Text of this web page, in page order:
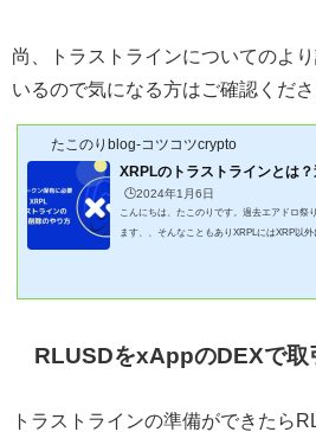
尚、トラストラインについてのよ
いるので気になる方はご確認くださ
たこのりblog-コツコツcrypto
XRPLのトラストラインとは
🕒️2024年1月6日
こんにちは、たこのりです。過去エアドロ祭
ます、、そんなこともありXRPLにはXRP以
RLUSDをxAppのDEXで取
トラストラインの準備ができたら